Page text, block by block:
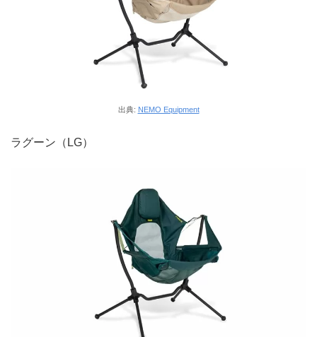
出典: NEMO Equipment
ラグーン（LG）